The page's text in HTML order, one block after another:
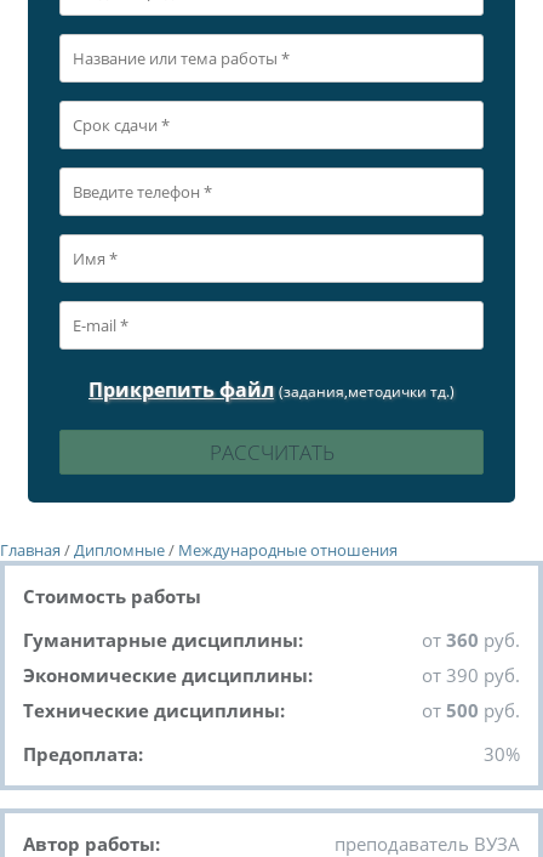
Прикрепить файл (задания,методички тд.)
Главная /Дипломные/ Международные отношения
Стоимость работы
Гуманитарные дисциплины:
от 360 руб.
Экономические дисциплины:
от 390 руб.
Технические дисциплины:
от 500 руб.
Предоплата:
30%
Автор работы:
преподаватель ВУЗА